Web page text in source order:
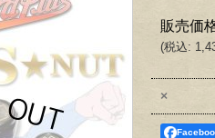
販売価
(税込:
×